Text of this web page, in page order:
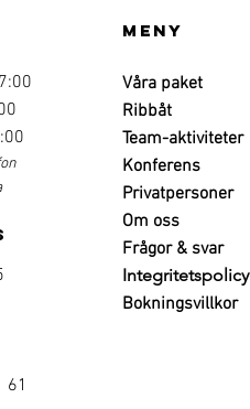
61
Meny
Våra paket
Ribbåt
Team-aktiviteter
Konferens
Privatpersoner
Om oss
Frågor & svar
Integritetspolicy
Bokningsvillkor